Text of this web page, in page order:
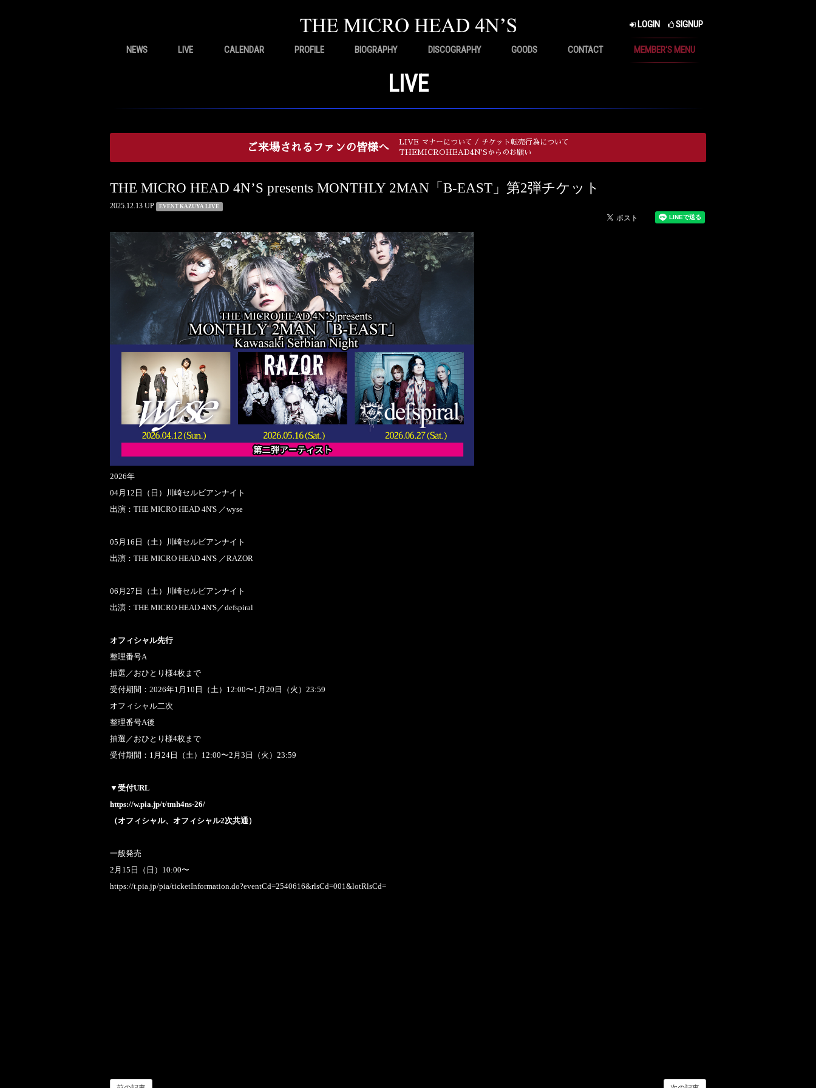
LOGIN SIGNUP
NEWS LIVE CALENDAR PROFILE BIOGRAPHY DISCOGRAPHY GOODS CONTACT MEMBER'S MENU
LIVE
ご来場されるファンの皆様へ
LIVE マナーについて / チケット転売行為について
THEMICROHEAD4N'Sからのお願い
THE MICRO HEAD 4N’S presents MONTHLY 2MAN「B-EAST」第2弾チケット
2025.12.13 UP EVENT KAZUYA LIVE
2026年
04月12日（日）川崎セルビアンナイト
出演：THE MICRO HEAD 4N'S ／wyse
05月16日（土）川崎セルビアンナイト
出演：THE MICRO HEAD 4N'S ／RAZOR​
06月27日（土）川崎セルビアンナイト
出演：THE MICRO HEAD 4N'S／defspiral​
オフィシャル先行
整理番号A
抽選／おひとり様4枚まで
受付期間：2026年1月10日（土）12:00〜1月20日（火）23:59
オフィシャル二次
整理番号A後
抽選／おひとり様4枚まで
受付期間：1月24日（土）12:00〜2月3日（火）23:59
▼受付URL
https://w.pia.jp/t/tmh4ns-26/
（オフィシャル、オフィシャル2次共通）
一般発売
2月15日（日）10:00〜
https://t.pia.jp/pia/ticketInformation.do?eventCd=2540616&rlsCd=001&lotRlsCd=